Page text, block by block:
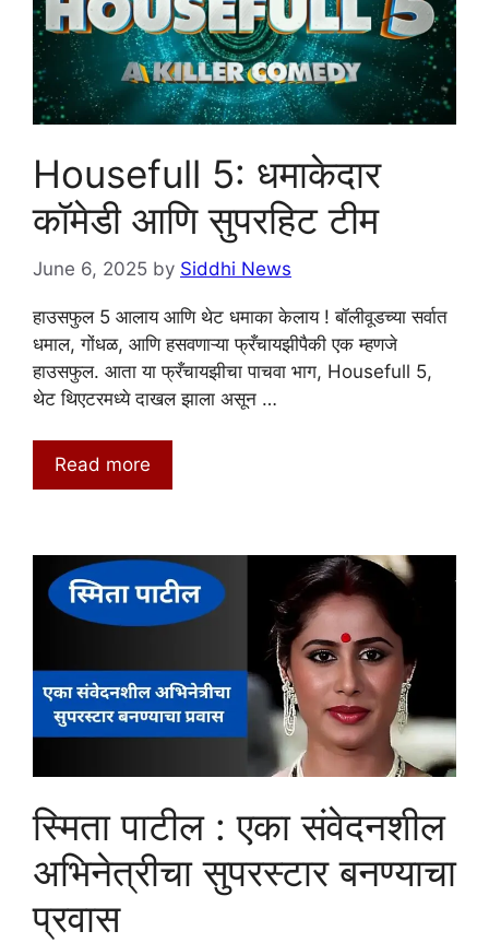
Housefull 5: धमाकेदार
कॉमेडी आणि सुपरहिट टीम
June 6, 2025 by Siddhi News
हाउसफुल 5 आलाय आणि थेट धमाका केलाय ! बॉलीवूडच्या सर्वात
धमाल, गोंधळ, आणि हसवणाऱ्या फ्रँचायझीपैकी एक म्हणजे
हाउसफुल. आता या फ्रँचायझीचा पाचवा भाग, Housefull 5,
थेट थिएटरमध्ये दाखल झाला असून …
Read more
स्मिता पाटील : एका संवेदनशील
अभिनेत्रीचा सुपरस्टार बनण्याचा
प्रवास